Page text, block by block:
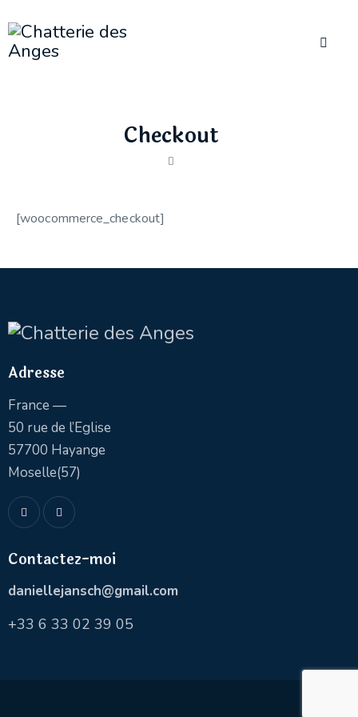
Checkout
[woocommerce_checkout]
Adresse
France —
50 rue de l’Eglise
57700 Hayange
Moselle(57)
Contactez-moi
daniellejansch@gmail.com
+33 6 33 02 39 05